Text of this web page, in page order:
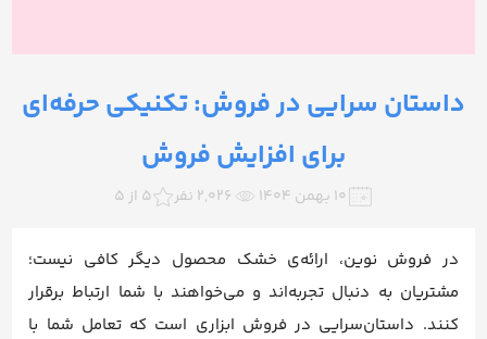
داستان‌ سرایی در فروش: تکنیکی حرفه‌ای
برای افزایش فروش
۱۰ بهمن ۱۴۰۴ 2,026 نفر 5 از 5
در فروش نوین، ارائه‌ی خشک محصول دیگر کافی نیست؛
مشتریان به دنبال تجربه‌اند و می‌خواهند با شما ارتباط برقرار
کنند. داستان‌سرایی در فروش ابزاری است که تعامل شما با